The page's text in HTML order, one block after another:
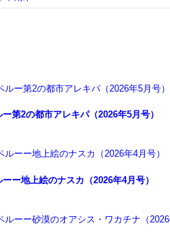
第2の都市アレキパ（2026年5月号）
ー地上絵のナスカ（2026年4月号）